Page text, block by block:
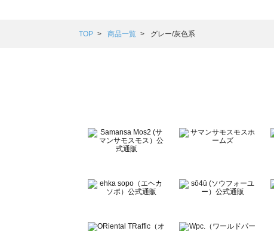
Samansa Mos2 Lagom（サマンサモスモス ラーゴム）の一覧
BETTY'S BLUE（べティーズブルー）の一覧
Wpc.（ワールドパーティー）の一覧
TOP 商品一覧 グレー/灰色系